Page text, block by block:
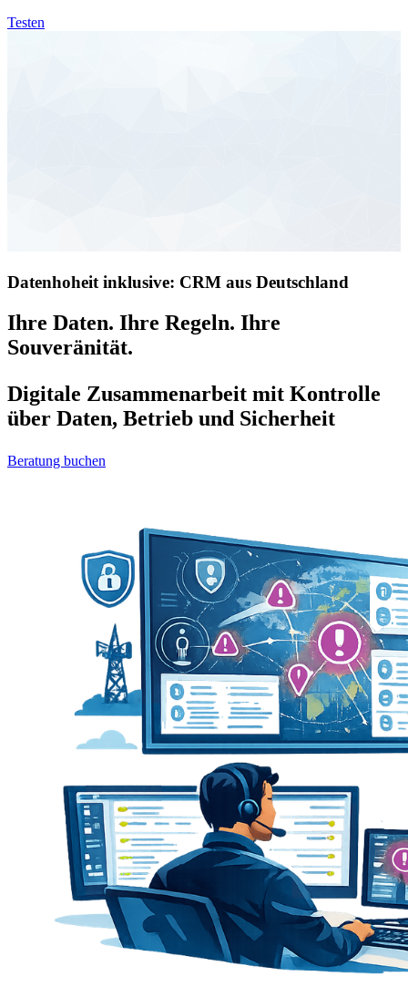
Testen
Datenhoheit inklusive: CRM aus Deutschland
Ihre Daten. Ihre Regeln. Ihre
Souveränität.
Digitale Zusammenarbeit mit Kontrolle
über Daten, Betrieb und Sicherheit
Beratung buchen